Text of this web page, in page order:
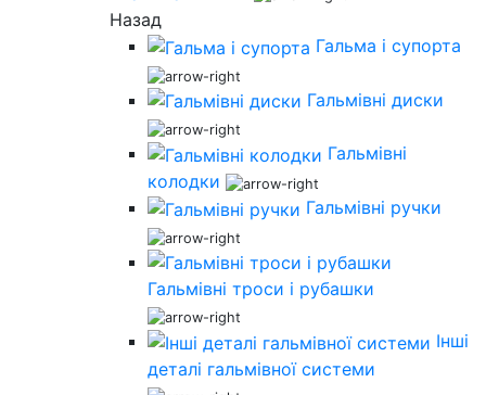
Назад
Гальма і супорта
Гальмівні диски
Гальмівні
колодки
Гальмівні ручки
Гальмівні троси і рубашки
Інші
деталі гальмівної системи